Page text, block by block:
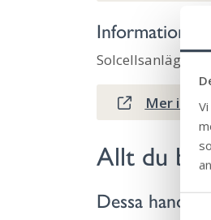
S
Information
Mer
Allt du
Dessa